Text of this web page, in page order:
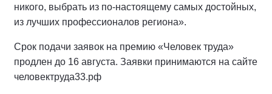
никого, выбрать из по-настоящему самых достойных,
из лучших профессионалов региона».
Срок подачи заявок на премию «Человек труда»
продлен до 16 августа. Заявки принимаются на сайте
человектруда33.рф